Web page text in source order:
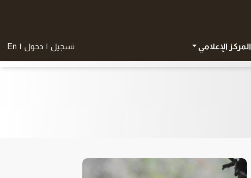
المركز الإعلامي تسجيل | دخول |
En